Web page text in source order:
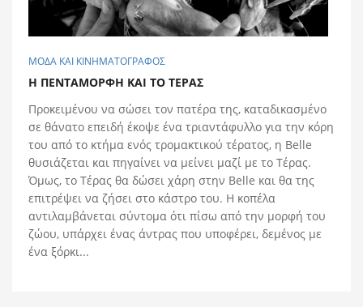
ΜΟΔΑ ΚΑΙ ΚΙΝΗΜΑΤΟΓΡΑΦΟΣ
Η ΠΕΝΤAΜΟΡΦΗ ΚΑΙ ΤΟ ΤEΡΑΣ
Προκειμένου να σώσει τον πατέρα της, καταδικασμένο
σε θάνατο επειδή έκοψε ένα τριαντάφυλλο για την κόρη
του από το κτήμα ενός τρομακτικού τέρατος, η Βelle
θυσιάζεται και πηγαίνει να μείνει μαζί με το Τέρας.
Όμως, το Τέρας θα δώσει χάρη στην Belle και θα της
επιτρέψει να ζήσει στο κάστρο του. Η κοπέλα
αντιλαμβάνεται σύντομα ότι πίσω από την μορφή του
ζώου, υπάρχει ένας άντρας που υποφέρει, δεμένος με
ένα ξόρκι...